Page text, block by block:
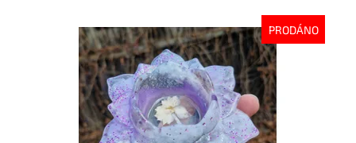
PRODÁNO
Dostupnost:
Vyprodáno
10015